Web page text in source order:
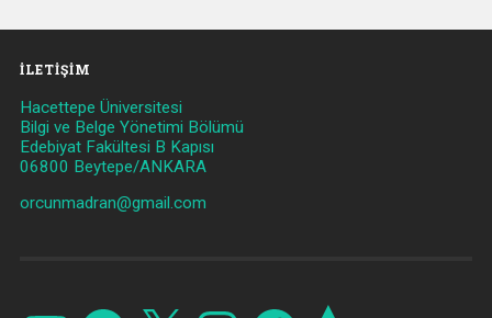
İLETIŞIM
Hacettepe Üniversitesi
Bilgi ve Belge Yönetimi Bölümü
Edebiyat Fakültesi B Kapısı
06800 Beytepe/ANKARA
orcunmadran@gmail.com
YouTube GitHub X InstagramFacebook Strava